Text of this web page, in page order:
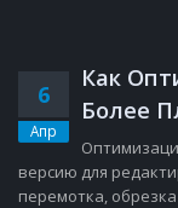
6
Апр
Как
Более
версию для
перемотка,